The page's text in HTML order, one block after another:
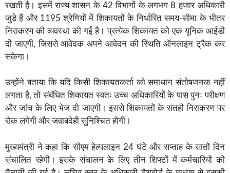
रखती है। इसमें राज्य शासन के 42 विभागों के लगभग 8 हजार अधिकारी
जुड़े हैं और 1195 श्रेणियों में शिकायतों के निर्धारित समय-सीमा के भीतर
निराकरण की व्यवस्था की गई है। प्रत्येक शिकायत को एक यूनिक आईडी
दी जाएगी, जिससे आवेदक अपने आवेदन की स्थिति ऑनलाइन ट्रैक कर
सकेगा।
उन्होंने बताया कि यदि किसी शिकायतकर्ता को समाधान संतोषजनक नहीं
लगता है, तो संबंधित शिकायत स्वतः उच्च अधिकारियों के पास पुनः परीक्षण
और जांच के लिए भेज दी जाएगी। इससे शिकायतों के सतही निराकरण पर
रोक लगेगी और जवाबदेही सुनिश्चित होगी।
मुख्यमंत्री ने कहा कि सीएम हेल्पलाइन 24 घंटे और सप्ताह के सातों दिन
संचालित रहेगी। इसके संचालन के लिए तीन शिफ्टों में कर्मचारियों की